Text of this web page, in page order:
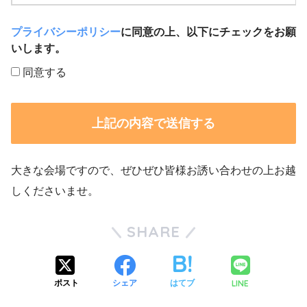
プライバシーポリシーに同意の上、以下にチェックをお願
いします。
同意する
大きな会場ですので、ぜひぜひ皆様お誘い合わせの上お越
しくださいませ。
SHARE
ポスト シェア はてブ LINE